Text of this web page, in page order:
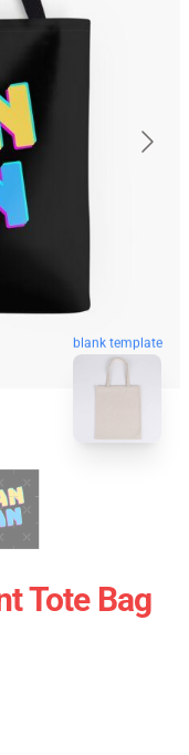
blank template
Tote Bag